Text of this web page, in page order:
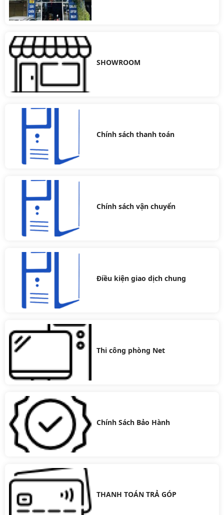
SHOWROOM
Chính sách thanh toán
Chính sách vận chuyển
Điều kiện giao dịch chung
Thi công phòng Net
Chính Sách Bảo Hành
THANH TOÁN TRẢ GÓP